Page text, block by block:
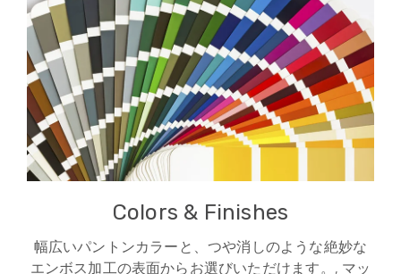
Colors & Finishes
幅広いパントンカラーと、つや消しのような絶妙な
エンボス加工の表面からお選びいただけます。, マッ